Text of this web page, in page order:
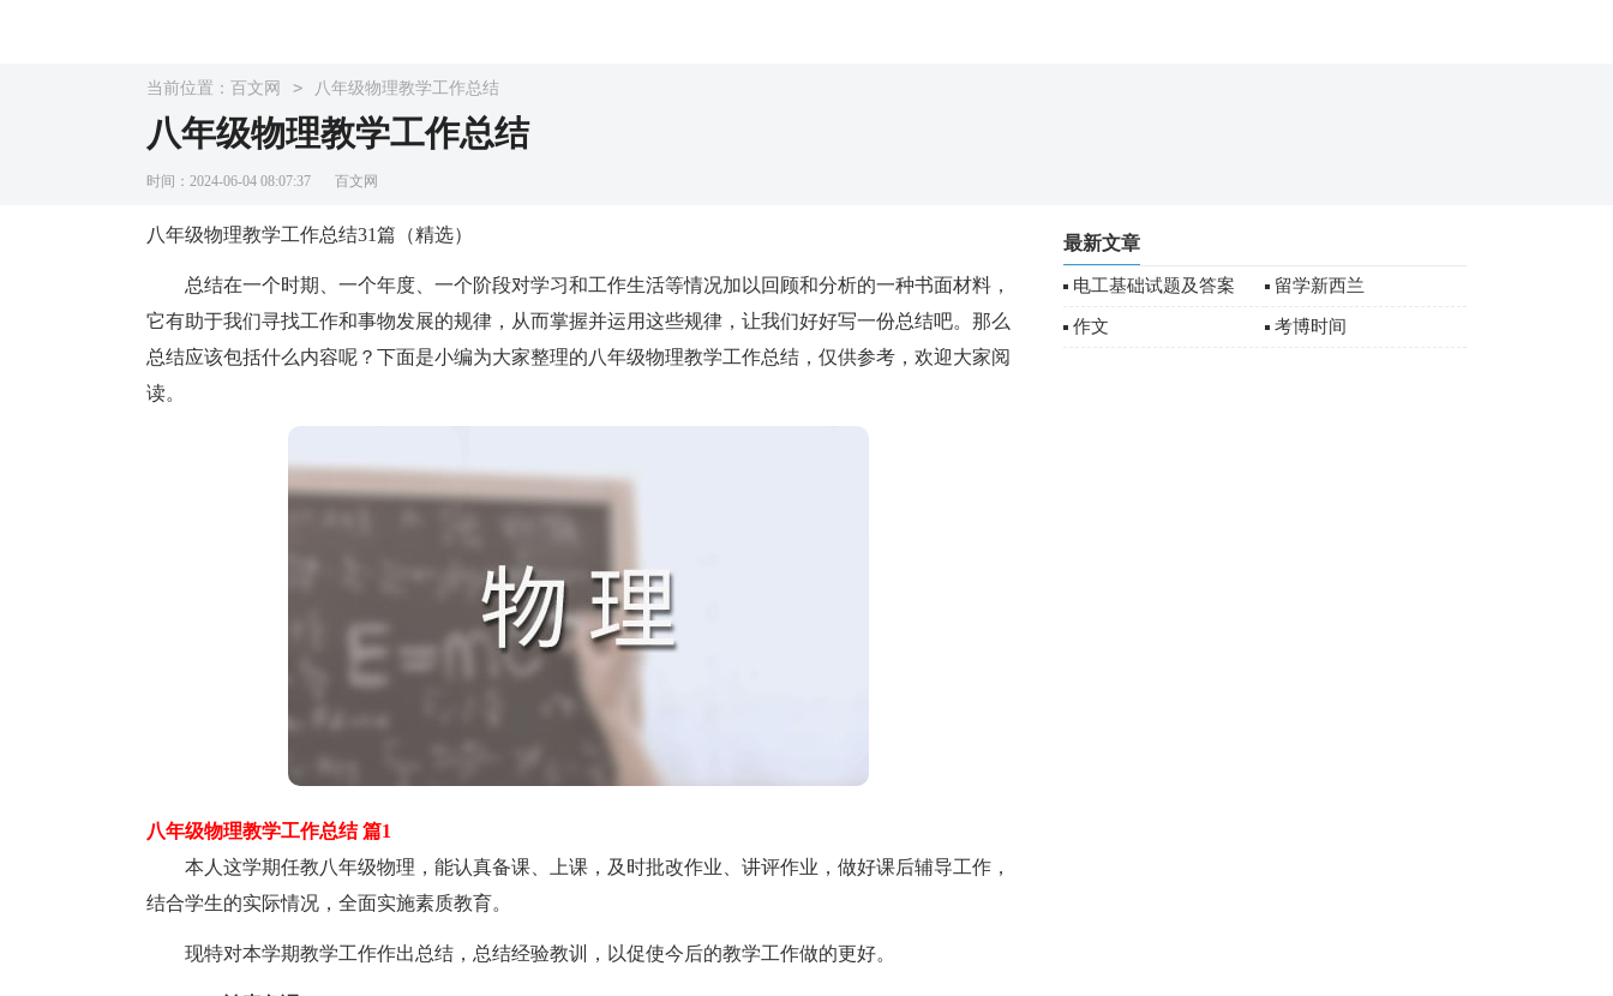
当前位置： 百文网 > 八年级物理教学工作总结
八年级物理教学工作总结
时间：2024-06-04 08:07:37 百文网
八年级物理教学工作总结31篇（精选）
总结在一个时期、一个年度、一个阶段对学习和工作生活等情况加以回顾和分析的一种书面材料，
它有助于我们寻找工作和事物发展的规律，从而掌握并运用这些规律，让我们好好写一份总结吧。那么
总结应该包括什么内容呢？下面是小编为大家整理的八年级物理教学工作总结，仅供参考，欢迎大家阅
读。
八年级物理教学工作总结 篇1
本人这学期任教八年级物理，能认真备课、上课，及时批改作业、讲评作业，做好课后辅导工作，
结合学生的实际情况，全面实施素质教育。
现特对本学期教学工作作出总结，总结经验教训，以促使今后的教学工作做的更好。
最新文章
电工基础试题及答案 留学新西兰
作文 考博时间